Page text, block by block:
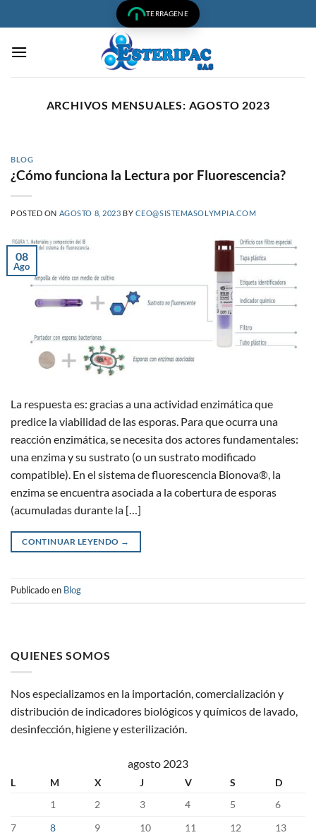
al
TERRAGENE
ARCHIVOS MENSUALES: AGOSTO 2023
QUIENES SOMOS
Nos especializamos en la importación, comercialización y
distribución de indicadores biológicos y químicos de lavado,
desinfección, higiene y esterilización.
agosto 2023
L M X J V S
D
1
2 3 4 5
6
7
8 9 10 11 12
13
BLOG
¿Cómo funciona la Lectura por Fluorescencia?
POSTED ON AGOSTO 8, 2023 BY CEO@SISTEMASOLYMPIA.COM
08
Ago
La respuesta es: gracias a una actividad enzimática que
predice la viabilidad de las esporas. Para que ocurra una
reacción enzimática, se necesita dos actores fundamentales:
una enzima y su sustrato (o un sustrato modificado
compatible). En el sistema de fluorescencia Bionova®, la
enzima se encuentra asociada a la cobertura de esporas
(acumuladas durante la […]
CONTINUAR LEYENDO →
Publicado en Blog